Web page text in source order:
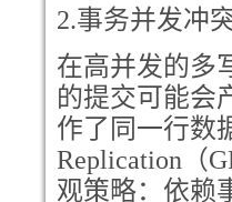
2.事务并发冲
在高并发的多
的提交可能会
作了同一行数
Replication（
观策略：依赖